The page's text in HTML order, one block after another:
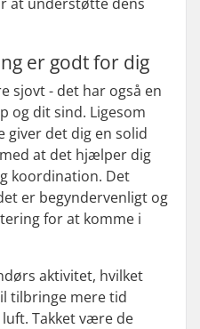
er godt for dig
sjovt - det har også en
og dit sind. Ligesom
det dig en solid
at det hjælper dig
koordination. Det
er begyndervenligt og
for at komme i
aktivitet, hvilket
tilbringe mere tid
Takket være de